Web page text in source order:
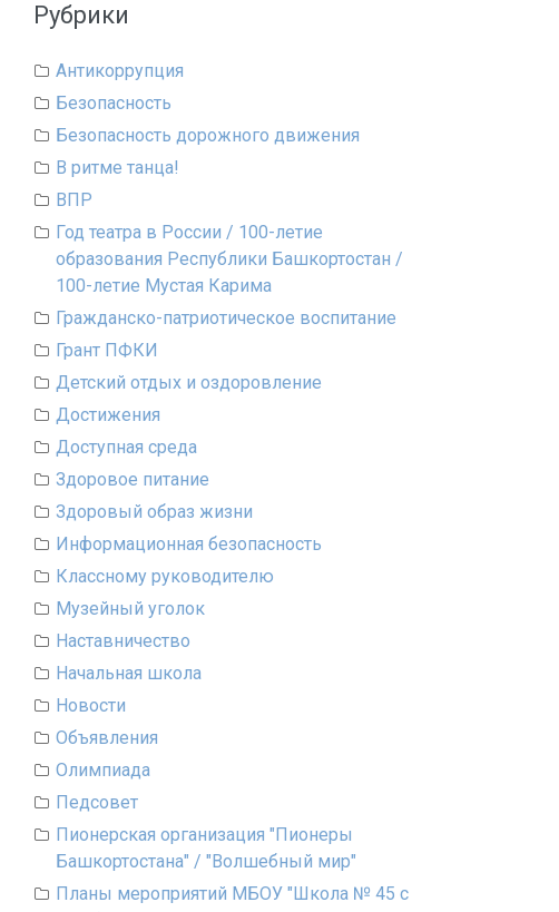
Рубрики
Антикоррупция
Безопасность
Безопасность дорожного движения
В ритме танца!
ВПР
Год театра в России / 100-летие
образования Республики Башкортостан /
100-летие Мустая Карима
Гражданско-патриотическое воспитание
Грант ПФКИ
Детский отдых и оздоровление
Достижения
Доступная среда
Здоровое питание
Здоровый образ жизни
Информационная безопасность
Классному руководителю
Музейный уголок
Наставничество
Начальная школа
Новости
Объявления
Олимпиада
Педсовет
Пионерская организация "Пионеры
Башкортостана" / "Волшебный мир"
Планы мероприятий МБОУ "Школа № 45 с